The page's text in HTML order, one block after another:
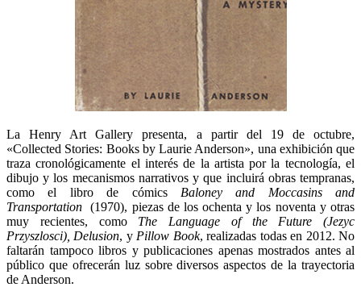
La Henry Art Gallery presenta, a partir del 19 de octubre,
«Collected Stories: Books by Laurie Anderson», una exhibición que
traza cronológicamente el interés de la artista por la tecnología, el
dibujo y los mecanismos narrativos y que incluirá obras tempranas,
como el libro de cómics Baloney and Moccasins and
Transportation (1970), piezas de los ochenta y los noventa y otras
muy recientes, como The Language of the Future (Jezyc
Przyszlosci), Delusion, y Pillow Book, realizadas todas en 2012. No
faltarán tampoco libros y publicaciones apenas mostrados antes al
público que ofrecerán luz sobre diversos aspectos de la trayectoria
de Anderson.